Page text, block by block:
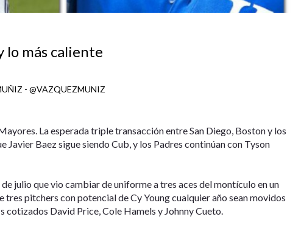
lo más caliente
- @VAZQUEZMUNIZ
La esperada triple transacción entre San Diego, Boston y los
Javier Baez sigue siendo Cub, y los Padres continúan con Tyson
julio que vio cambiar de uniforme a tres aces del montículo en un
tres pitchers con potencial de Cy Young cualquier año sean movidos
cotizados David Price, Cole Hamels y Johnny Cueto.